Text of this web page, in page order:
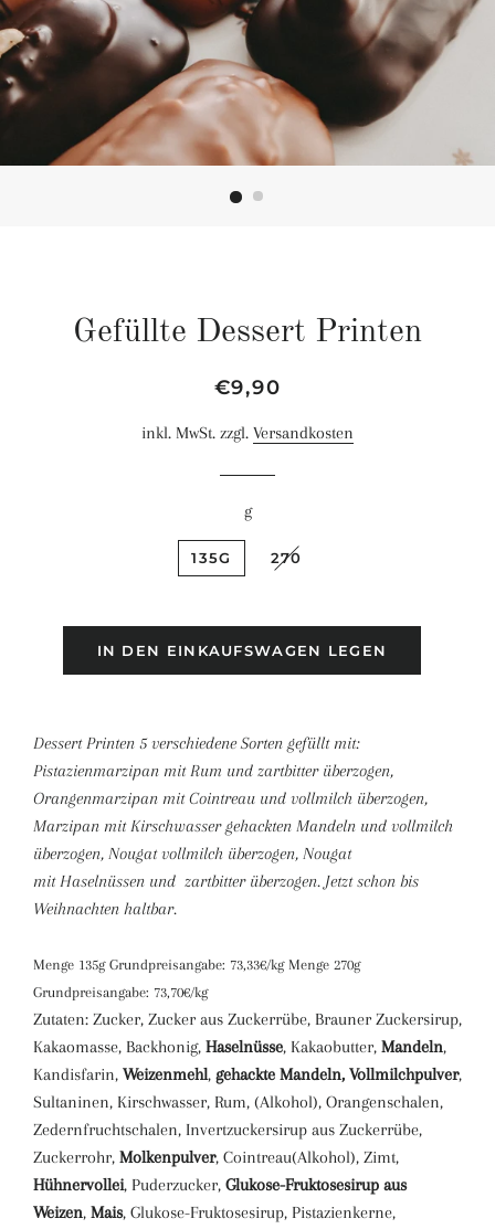
Gefüllte Dessert Printen
Normaler
Sonderpreis
€9,90
inkl. MwSt. zzgl. Versandkosten
g
135G 270
IN DEN EINKAUFSWAGEN LEGEN
Dessert Printen 5 verschiedene Sorten gefüllt mit:
Pistazienmarzipan mit Rum und zartbitter überzogen,
Orangenmarzipan mit Cointreau und vollmilch überzogen,
Marzipan mit Kirschwasser gehackten Mandeln und vollmilch
überzogen, Nougat vollmilch überzogen, Nougat
mit Haselnüssen und zartbitter überzogen. Jetzt schon bis
Weihnachten haltbar.
Menge 135g Grundpreisangabe: 73,33€/kg Menge 270g
Grundpreisangabe: 73,70€/kg
Zutaten: Zucker, Zucker aus Zuckerrübe, Brauner Zuckersirup,
Kakaomasse, Backhonig, Haselnüsse, Kakaobutter, Mandeln,
Kandisfarin, Weizenmehl, gehackte Mandeln, Vollmilchpulver,
Sultaninen, Kirschwasser, Rum, (Alkohol), Orangenschalen,
Zedernfruchtschalen, Invertzuckersirup aus Zuckerrübe,
Zuckerrohr, Molkenpulver, Cointreau(Alkohol), Zimt,
Hühnervollei, Puderzucker, Glukose-Fruktosesirup aus
Weizen, Mais, Glukose-Fruktosesirup, Pistazienkerne,